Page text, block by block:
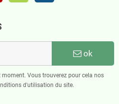
ok
Vous trouverez pour cela nos
d'utilisation du site.